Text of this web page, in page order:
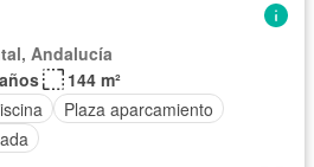
Andalucía
144 m²
Plaza aparcamiento